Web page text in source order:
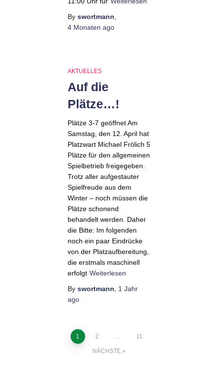
By swortmann
4 Monaten ago
AKTUELLES
Auf die
Plätze…!
Plätze 3-7 geöffnet Am
Samstag, den 12. April hat
Platzwart Michael Frölich 5
Plätze für den allgemeinen
Spielbetrieb freigegeben.
Trotz aller aufgestauter
Spielfreude aus dem
Winter – noch müssen die
Plätze schonend
behandelt werden. Daher
die Bitte: Im folgenden
noch ein paar Eindrücke
von der Platzaufbereitung,
die erstmals maschinell
erfolgt Weiterlesen
By swortmann
1 Jahr
ago
Seitennummerierung
1 2 … 11
NÄCHSTE